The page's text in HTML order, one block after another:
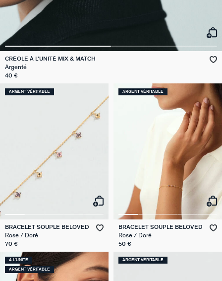
CRÉOLE À L'UNITÉ MIX & MATCH
Argenté
40 €
ARGENT VÉRITABLE
BRACELET SOUPLE BELOVED
Rose / Doré
70 €
ARGENT VÉRITABLE
BRACELET SOUPLE BELOVED
Rose / Doré
50 €
À L'UNITÉ
ARGENT VÉRITABLE
ARGENT VÉRITABLE